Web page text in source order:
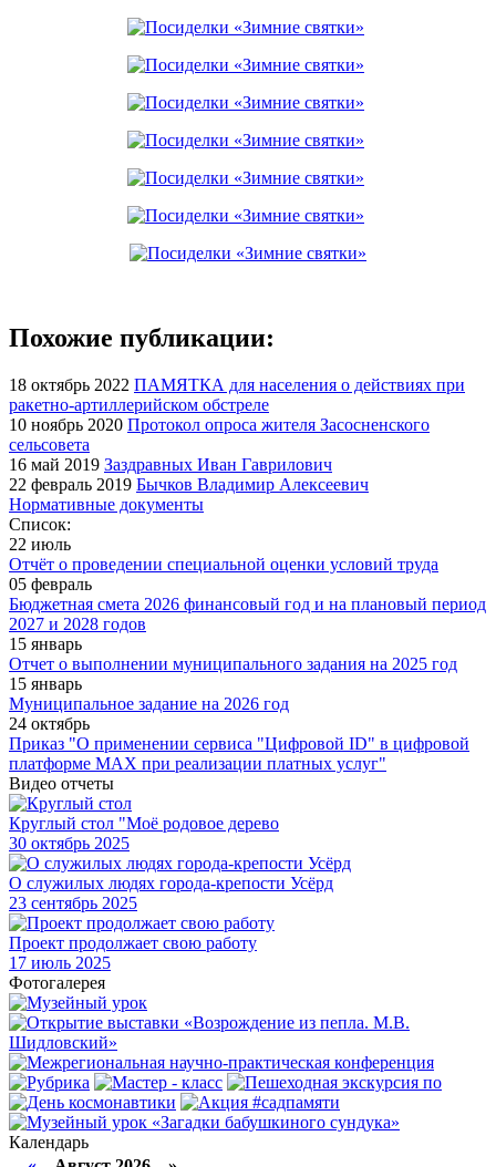
Похожие публикации:
18 октябрь 2022 ПАМЯТКА для населения о действиях при
ракетно-артиллерийском обстреле
10 ноябрь 2020 Протокол опроса жителя Засосненского
сельсовета
16 май 2019 Заздравных Иван Гаврилович
22 февраль 2019 Бычков Владимир Алексеевич
Нормативные документы
Список:
22 июль
Отчёт о проведении специальной оценки условий труда
05 февраль
Бюджетная смета 2026 финансовый год и на плановый период
2027 и 2028 годов
15 январь
Отчет о выполнении муниципального задания на 2025 год
15 январь
Муниципальное задание на 2026 год
24 октябрь
Приказ "О применении сервиса "Цифровой ID" в цифровой
платформе МАХ при реализации платных услуг"
Видео отчеты
Круглый стол "Моё родовое дерево
30 октябрь 2025
О служилых людях города-крепости Усёрд
23 сентябрь 2025
Проект продолжает свою работу
17 июль 2025
Фотогалерея
Календарь